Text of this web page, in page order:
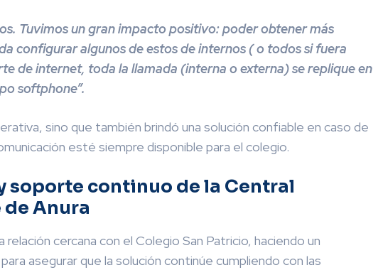
Tuvimos un gran impacto positivo: poder obtener más
configurar algunos de estos de internos ( o todos si fuera
de internet, toda la llamada (interna o externa) se replique en
softphone”.
sino que también brindó una solución confiable en caso de
esté siempre disponible para el colegio.
soporte continuo de la Central
de Anura
relación cercana con el Colegio San Patricio, haciendo un
asegurar que la solución continúe cumpliendo con las